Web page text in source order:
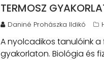
TERMOSZ
Daniné Prohászka Ildikó
A nyolcadikos tanulóink a
gyakorlaton. Biológia és